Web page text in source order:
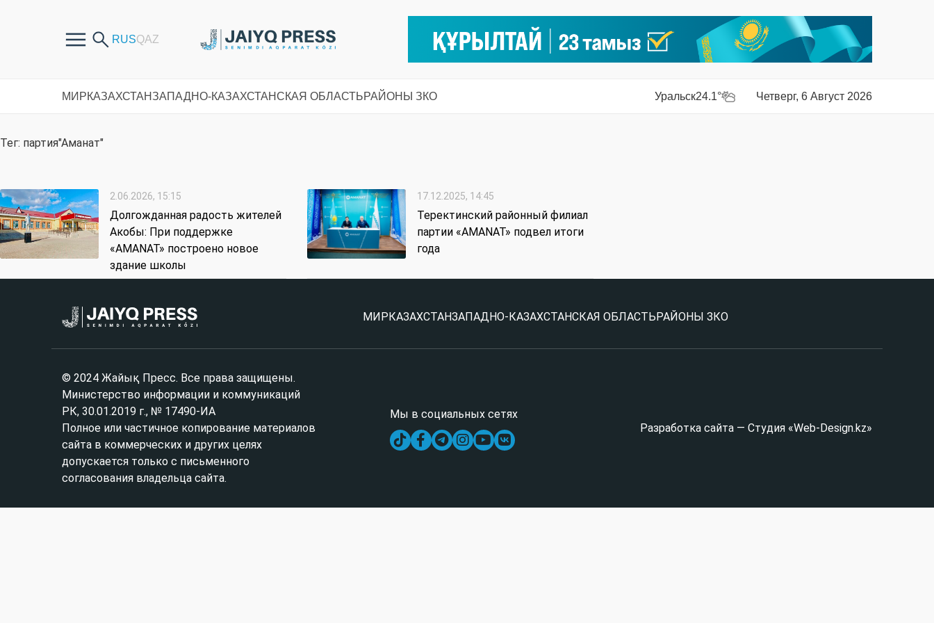
МИРКАЗАХСТАНЗАПАДНО-КАЗАХСТАНСКАЯ ОБЛАСТЬРАЙОНЫ ЗКО Уральск24.1° Четверг, 6 Август 2026
Тег: партия"Аманат"
2.06.2026, 15:15
Долгожданная радость жителей
Акобы: При поддержке
«AMANAT» построено новое
здание школы
17.12.2025, 14:45
Теректинский районный филиал
партии «AMANAT» подвел итоги
года
МИР КАЗАХСТАНЗАПАДНО-КАЗАХСТАНСКАЯ ОБЛАСТЬ РАЙОНЫ ЗКО
© 2024 Жайық Пресс. Все права защищены.
Министерство информации и коммуникаций
РК, 30.01.2019 г., № 17490-ИА
Полное или частичное копирование материалов
сайта в коммерческих и других целях
допускается только с письменного
согласования владельца сайта.
Мы в социальных сетях
Разработка сайта — Студия «Web-Design.kz»